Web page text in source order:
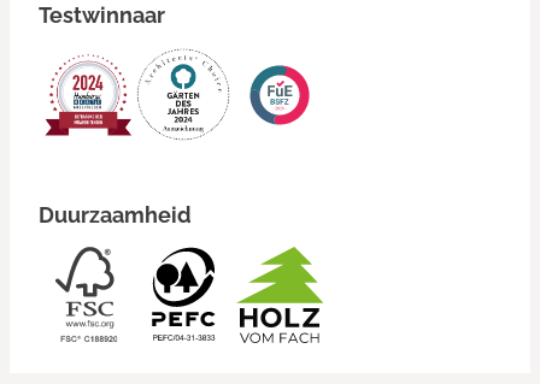
Testwinnaar
Duurzaamheid